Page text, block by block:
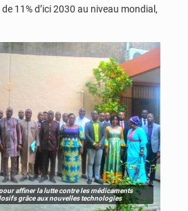
11% d’ici 2030 au niveau mondial,
affiner la lutte contre les médicaments
grâce aux nouvelles technologies